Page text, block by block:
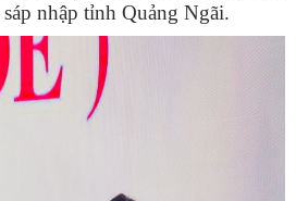
nhập tỉnh Quảng Ngãi.